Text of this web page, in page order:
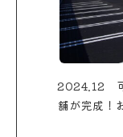
2024.12 可
舗が完成！